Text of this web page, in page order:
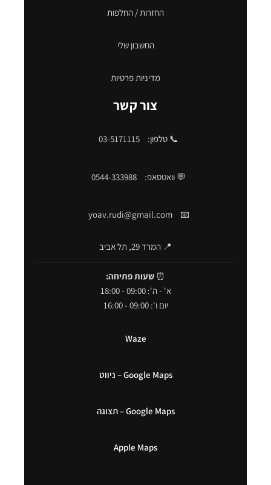
החזרות / החלפות
החשבון שלי
מדיניות פרטיות
צור קשר
📞 טלפון: 03-5171115
💬 וואטסאפ: 0544-333988
📧
yoav.rudi@gmail.com
📍 המרד 29, תל אביב
⏰ שעות פתיחה:
א' - ה': 09:00 - 18:00
יום ו': 09:00 - 16:00
Waze
Google Maps – ניווט
Google Maps – תצוגה
Apple Maps